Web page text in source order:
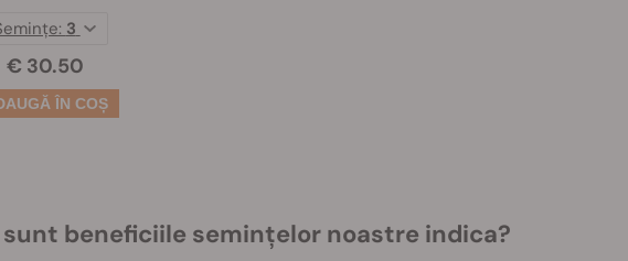
€ 30.50
3
sunt beneficiile semințelor noastre indica?